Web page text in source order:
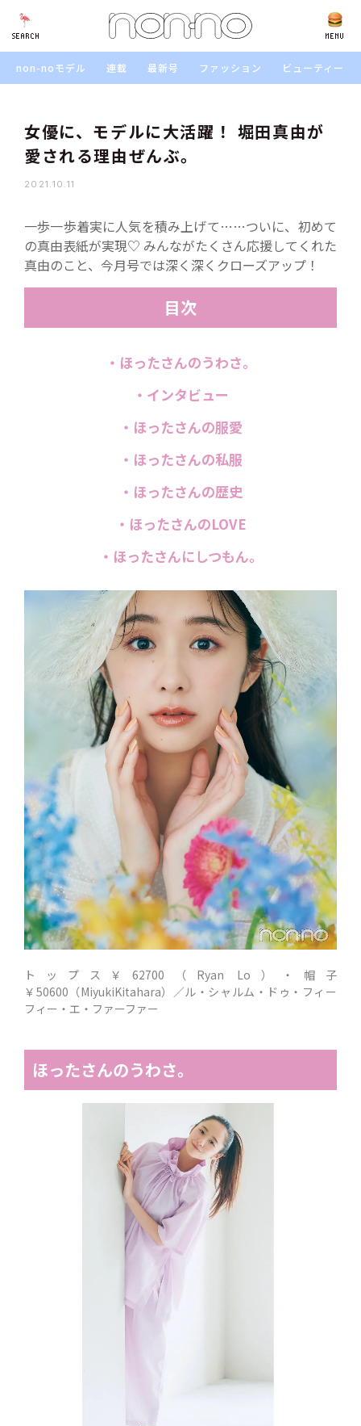
SEARCH MENU
SEARCH
non-noモデル 連載 最新号 ファッション ビューティー
女優に、モデルに大活躍！ 堀田真由が
愛される理由ぜんぶ。
2021.10.11
一歩一歩着実に人気を積み上げて……ついに、初めて
の真由表紙が実現♡ みんながたくさん応援してくれた
真由のこと、今月号では深く深くクローズアップ！
目次
・ほったさんのうわさ。
・インタビュー
・ほったさんの服愛
・ほったさんの私服
・ほったさんの歴史
・ほったさんのLOVE
・ほったさんにしつもん。
トップス￥62700（Ryan Lo）・帽子
￥50600（MiyukiKitahara）／ル・シャルム・ドゥ・フィー
フィー・エ・ファーファー
ほったさんのうわさ。